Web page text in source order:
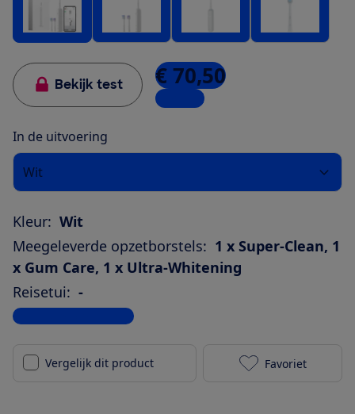
Bekijk test € 70,50
1 winkel
In de uitvoering
Wit
Kleur: Wit
Meegeleverde opzetborstels: 1 x Super-Clean, 1
x Gum Care, 1 x Ultra-Whitening
Reisetui: -
Bekijk alle specificaties
Vergelijk dit product Laifen Wave
Favoriet